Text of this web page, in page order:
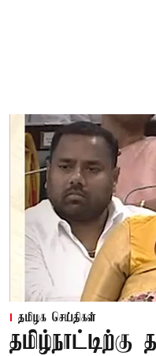
தமிழக செய்திகள்